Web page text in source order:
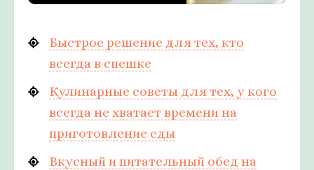
Быстрое решение для тех, кто
всегда в спешке
Кулинарные советы для тех, у кого
всегда не хватает времени на
приготовление еды
Вкусный и питательный обед на